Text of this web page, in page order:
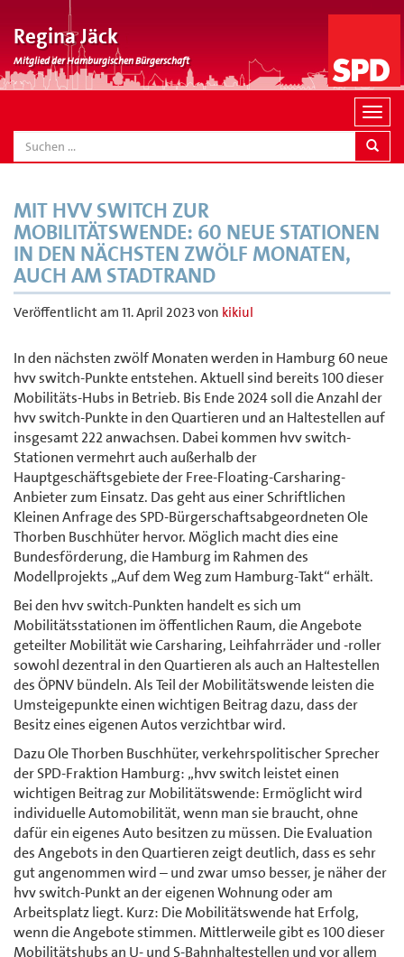
Regina Jäck
Mitglied der Hamburgischen Bürgerschaft
N
a
v
t
SEARCH
MIT HVV SWITCH ZUR
MOBILITÄTSWENDE: 60 NEUE STATIONEN
IN DEN NÄCHSTEN ZWÖLF MONATEN,
AUCH AM STADTRAND
Veröffentlicht am 11. April 2023von kikiul
In den nächsten zwölf Monaten werden in Hamburg 60 neue
hvv switch-Punkte entstehen. Aktuell sind bereits 100 dieser
Mobilitäts-Hubs in Betrieb. Bis Ende 2024 soll die Anzahl der
hvv switch-Punkte in den Quartieren und an Haltestellen auf
insgesamt 222 anwachsen. Dabei kommen hvv switch-
Stationen vermehrt auch außerhalb der
Hauptgeschäftsgebiete der Free-Floating-Carsharing-
Anbieter zum Einsatz. Das geht aus einer Schriftlichen
Kleinen Anfrage des SPD-Bürgerschaftsabgeordneten Ole
Thorben Buschhüter hervor. Möglich macht dies eine
Bundesförderung, die Hamburg im Rahmen des
Modellprojekts „Auf dem Weg zum Hamburg-Takt“ erhält.
Bei den hvv switch-Punkten handelt es sich um
Mobilitätsstationen im öffentlichen Raum, die Angebote
geteilter Mobilität wie Carsharing, Leihfahrräder und -roller
sowohl dezentral in den Quartieren als auch an Haltestellen
des ÖPNV bündeln. Als Teil der Mobilitätswende leisten die
Umsteigepunkte einen wichtigen Beitrag dazu, dass der
Besitz eines eigenen Autos verzichtbar wird.
Dazu Ole Thorben Buschhüter, verkehrspolitischer Sprecher
der SPD-Fraktion Hamburg: „hvv switch leistet einen
wichtigen Beitrag zur Mobilitätswende: Ermöglicht wird
individuelle Automobilität, wenn man sie braucht, ohne
dafür ein eigenes Auto besitzen zu müssen. Die Evaluation
des Angebots in den Quartieren zeigt deutlich, dass es sehr
gut angenommen wird – und zwar umso besser, je näher der
hvv switch-Punkt an der eigenen Wohnung oder am
Arbeitsplatz liegt. Kurz: Die Mobilitätswende hat Erfolg,
wenn die Angebote stimmen. Mittlerweile gibt es 100 dieser
Mobilitätshubs an U- und S-Bahnhaltestellen und vor allem